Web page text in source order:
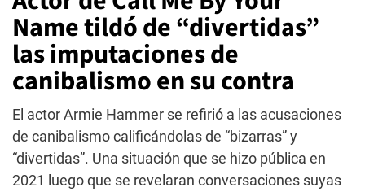
Name tildó de “divertidas”
las imputaciones de
canibalismo en su contra
El actor Armie Hammer se refirió a las acusaciones
de canibalismo calificándolas de “bizarras” y
“divertidas”. Una situación que se hizo pública en
2021 luego que se revelaran conversaciones suyas